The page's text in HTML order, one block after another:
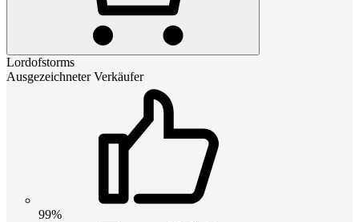
Lordofstorms
Ausgezeichneter Verkäufer
99%